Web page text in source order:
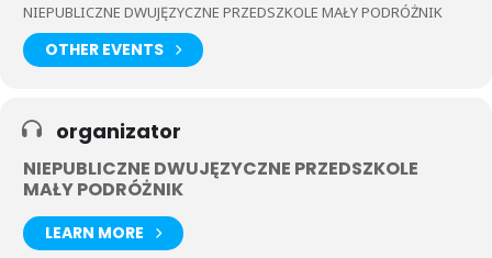
NIEPUBLICZNE DWUJĘZYCZNE PRZEDSZKOLE MAŁY PODRÓŻNIK
OTHER EVENTS
organizator
NIEPUBLICZNE DWUJĘZYCZNE PRZEDSZKOLE
MAŁY PODRÓŻNIK
LEARN MORE